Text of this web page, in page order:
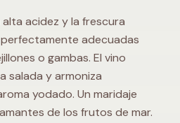
alta acidez y la frescura
adecuadas
o gambas. El vino
salada y armoniza
yodado. Un maridaje
de los frutos de mar.